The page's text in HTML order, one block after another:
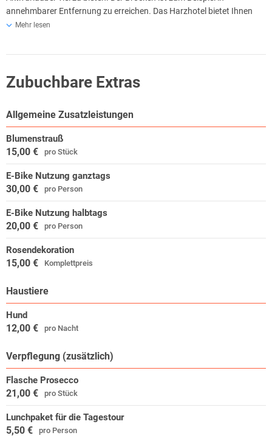
annehmbarer Entfernung zu erreichen. Das Harzhotel bietet Ihnen
auch hoteleigene E-Mountainbikes, mit denen man die Umgebung
den sagenhaften Harz angeboten. Auch das bekannte Bodetal
Wassersport, Angeln, Fahrradtouren, Wandern, Klettern und vieles
Mehr lesen
Zubuchbare Extras
Allgemeine Zusatzleistungen
Blumenstrauß
15,00 € pro Stück
E-Bike Nutzung ganztags
30,00 € pro Person
E-Bike Nutzung halbtags
20,00 € pro Person
Rosendekoration
15,00 € Komplettpreis
Haustiere
Hund
12,00 € pro Nacht
Verpflegung (zusätzlich)
Flasche Prosecco
21,00 € pro Stück
Lunchpaket für die Tagestour
5,50 € pro Person